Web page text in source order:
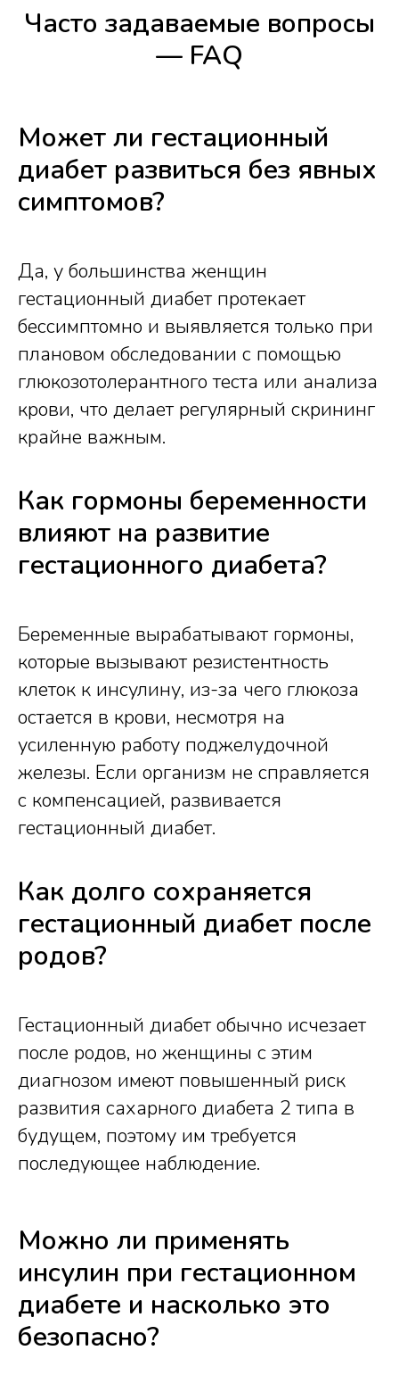
Часто задаваемые вопросы
— FAQ
Может ли гестационный
диабет развиться без явных
симптомов?
Да, у большинства женщин
гестационный диабет протекает
бессимптомно и выявляется только при
плановом обследовании с помощью
глюкозотолерантного теста или анализа
крови, что делает регулярный скрининг
крайне важным.
Как гормоны беременности
влияют на развитие
гестационного диабета?
Беременные вырабатывают гормоны,
которые вызывают резистентность
клеток к инсулину, из-за чего глюкоза
остается в крови, несмотря на
усиленную работу поджелудочной
железы. Если организм не справляется
с компенсацией, развивается
гестационный диабет.
Как долго сохраняется
гестационный диабет после
родов?
Гестационный диабет обычно исчезает
после родов, но женщины с этим
диагнозом имеют повышенный риск
развития сахарного диабета 2 типа в
будущем, поэтому им требуется
последующее наблюдение.
Можно ли применять
инсулин при гестационном
диабете и насколько это
безопасно?